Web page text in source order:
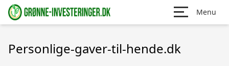
Menu
Personlige-gaver-til-hende.dk